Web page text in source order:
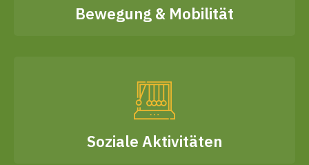
Bewegung & Mobilität
Soziale Aktivitäten